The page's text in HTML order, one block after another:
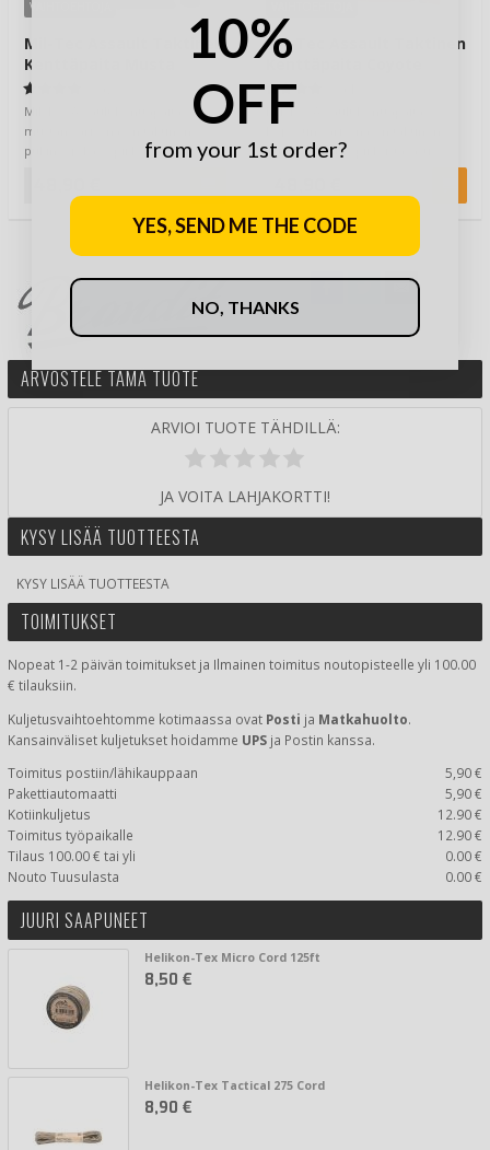
VAIHTOEHTOJA
Mil-Tec Assault Taktinen
Kenttäpaita Musta
Mil-Tec Assault Kenttäpaita
mustan värisenä on taktinen
pukine, joka sopii loistavasti
Mil-Tec Assault Taktinen
Kenttäpaita Coyote
Mil-Tec Assault Kenttäpaita
pukine, joka sopii loistavasti
ARVOSTELE TÄMÄ TUOTE
ARVIOI TUOTE TÄHDILLÄ:
JA VOITA LAHJAKORTTI!
KYSY LISÄÄ TUOTTEESTA
KYSY LISÄÄ TUOTTEESTA
TOIMITUKSET
Nopeat 1-2 päivän toimitukset ja Ilmainen toimitus noutopisteelle yli 100.00
€ tilauksiin.
Kuljetusvaihtoehtomme kotimaassa ovat Posti ja Matkahuolto.
Kansainväliset kuljetukset hoidamme UPS ja Postin kanssa.
Toimitus postiin/lähikauppaan
5,90 €
Pakettiautomaatti
5,90 €
Kotiinkuljetus
12.90 €
Toimitus työpaikalle
12.90 €
Tilaus 100.00 € tai yli
0.00 €
Nouto Tuusulasta
0.00 €
JUURI SAAPUNEET
Helikon-Tex Micro Cord 125ft
8,50 €
Helikon-Tex Tactical 275 Cord
8,90 €
10%
OFF
from your 1st order?
YES, SEND ME THE CODE
NO, THANKS